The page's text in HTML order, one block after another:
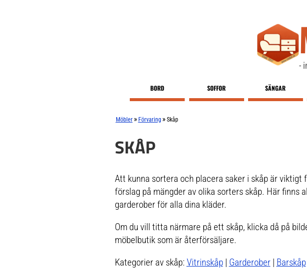
-
BORD SOFFOR SÄNGAR
Möbler » Förvaring » Skåp
SKÅP
Att kunna sortera och placera saker i skåp är
förslag på mängder av olika sorters skåp. Här
garderober för alla dina kläder.
Om du vill titta närmare på ett skåp, klicka då på
möbelbutik som är återförsäljare.
Kategorier av skåp: Vitrinskåp| Garderober| Barskåp